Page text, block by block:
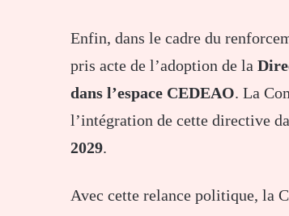
Enfin, dans le cadre du
pris acte de l’adoption de la
dans l’espace CEDEAO. La
l’intégration de cette directive
2029.
Avec cette relance politique, la